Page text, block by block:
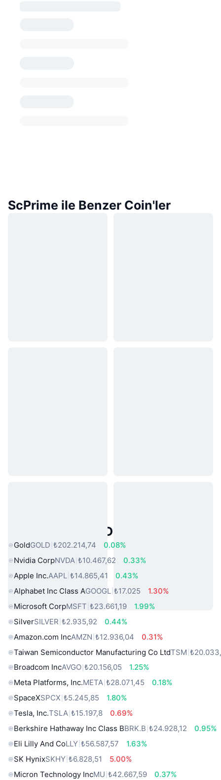
ScPrime ile Benzer Coin'ler
Popüler Gerçek Dünya Varlıkları
GoldGOLD ₺202.214,74
0.08%
Nvidia CorpNVDA ₺10.467,62
0.33%
Apple Inc.AAPL ₺14.865,41
0.43%
Alphabet Inc Class AGOOGL ₺17.025
1.30%
Microsoft CorpMSFT ₺23.661,19
1.99%
SilverSILVER ₺2.935,92
0.44%
Amazon.com IncAMZN ₺12.936,04
0.31%
Taiwan Semiconductor Manufacturing Co LtdTSM
Broadcom IncAVGO ₺20.156,05
1.25%
Meta Platforms, Inc.META ₺28.071,45
0.18%
SpaceXSPCX ₺5.245,85
1.80%
Tesla, Inc.TSLA ₺15.197,8
0.69%
Berkshire Hathaway Inc Class BBRK.B ₺24.928,12
0.95%
Eli Lilly And CoLLY ₺56.587,57
1.63%
SK HynixSKHY ₺6.828,51
5.00%
Micron Technology IncMU ₺42.667,59
0.37%